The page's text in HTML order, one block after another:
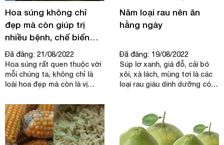
Hoa súng không chỉ
đẹp mà còn giúp trị
nhiều bệnh, chế biến
món ăn ngon
Đã đăng: 21/08/2022
Hoa súng rất quen thuộc với
mỗi chúng ta, không chỉ là
loài hoa đẹp mà còn là vị
y.
Năm loại rau nên ăn
hằng ngày
Đã đăng: 19/08/2022
Súp lơ xanh, giá đỗ, cải bó
xôi, xà lách, mùng tơi là các
loại rau giàu dinh dưỡng có
phòng bệnh.